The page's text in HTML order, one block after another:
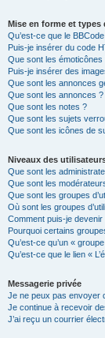
Mise en forme et types
Qu’est-ce que le
Puis-je insérer du code
Que sont les émoticônes
Puis-je insérer des
Que sont les annonces
Que sont les annonces ?
Que sont les notes ?
Que sont les sujets
Que sont les icônes de
Niveaux des
Que sont les
Que sont les
Que sont les groupes
Où sont les groupes
Comment puis-je devenir
Pourquoi certains
Qu’est-ce qu’un «
Qu’est-ce que le lien «
Messagerie privée
Je ne peux pas envoyer
Je continue à recevoir
J’ai reçu un courrier